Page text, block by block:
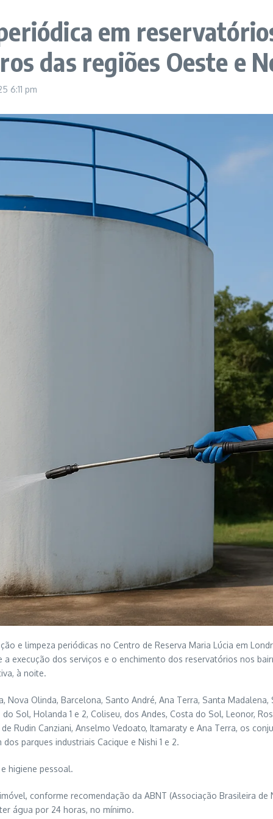
em
das regiões Oeste e
6:11 pm
e limpeza periódicas no Centro de Reserva Maria Lúcia em
execução dos serviços e o enchimento dos reservatórios nos
à noite.
Olinda, Barcelona, Santo André, Ana Terra, Santa
Sol, Holanda 1 e 2, Coliseu, dos Andes, Costa do Sol, Leonor,
Rudin Canziani, Anselmo Vedoato, Itamaraty e Ana Terra, os
parques industriais Cacique e Nishi 1 e 2.
higiene pessoal.
conforme recomendação da ABNT (Associação Brasileira
água por 24 horas, no mínimo.